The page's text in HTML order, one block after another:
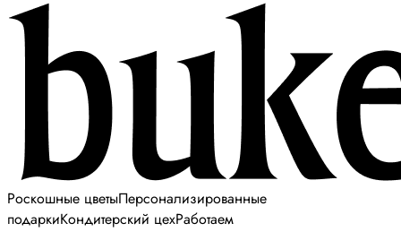
Роскошные цветыПерсонализированные
подаркиКондитерский цехРаботаем